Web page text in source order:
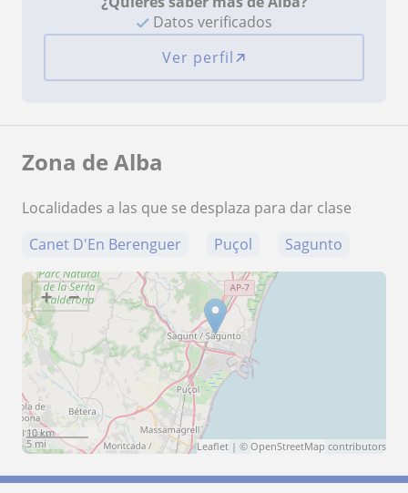
Datos verificados
Ver perfil
Zona de Alba
Localidades a las que se desplaza para dar clase
Canet D'En Berenguer
Puçol Sagunto
+ −
10 km
5 mi
Leaflet | © OpenStreetMap contributors